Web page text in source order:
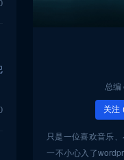
总编
关注
只是一位喜欢音乐
一不小心入了